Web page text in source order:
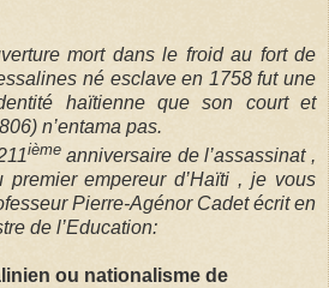
mort dans le froid au fort de
né esclave en 1758 fut une
haïtienne que son court et
n’entama pas.
ièmeanniversaire de l’assassinat ,
empereur d’Haïti , je vous
Pierre-Agénor Cadet écrit en
de l’Education:
ou nationalisme de